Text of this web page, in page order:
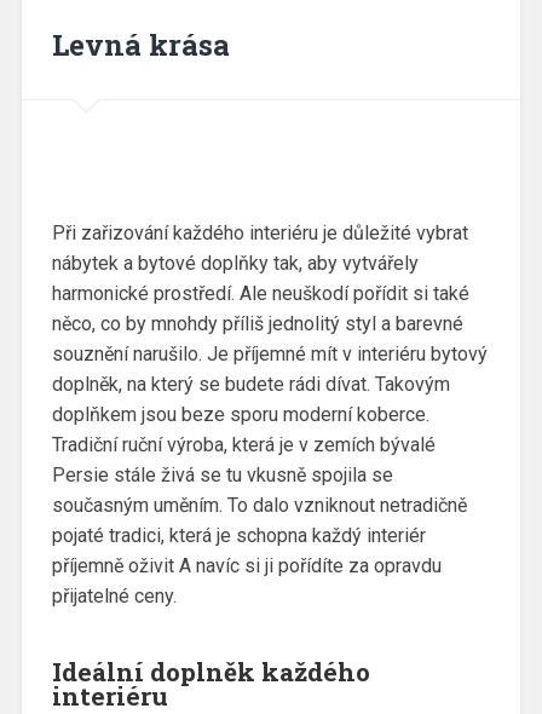
Levná krása
Při zařizování každého interiéru je důležité vybrat
nábytek a bytové doplňky tak, aby vytvářely
harmonické prostředí. Ale neuškodí pořídit si také
něco, co by mnohdy příliš jednolitý styl a barevné
souznění narušilo. Je příjemné mít v interiéru bytový
doplněk, na který se budete rádi dívat. Takovým
doplňkem jsou beze sporu moderní koberce.
Tradiční ruční výroba, která je v zemích bývalé
Persie stále živá se tu vkusně spojila se
současným uměním. To dalo vzniknout netradičně
pojaté tradici, která je schopna každý interiér
příjemně oživit A navíc si ji pořídíte za opravdu
přijatelné ceny.
Ideální doplněk každého
interiéru